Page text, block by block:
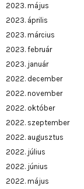
2023. május
2023. április
2023. március
2023. február
2023. január
2022. december
2022. november
2022. október
2022. szeptember
2022. augusztus
2022. július
2022. június
2022. május